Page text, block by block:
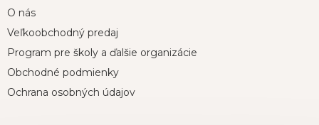
O nás
Veľkoobchodný predaj
Program pre školy a ďalšie organizácie
Obchodné podmienky
Ochrana osobných údajov